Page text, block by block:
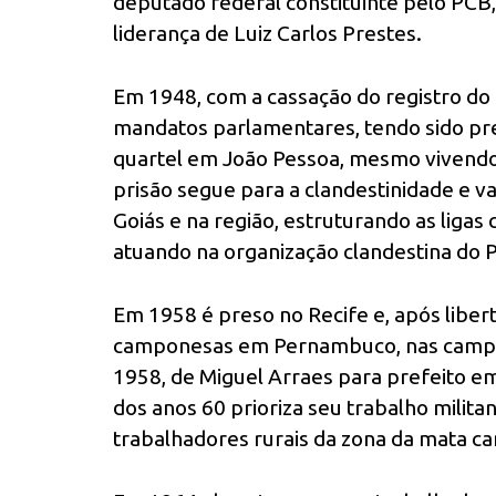
liderança de Luiz Carlos Prestes.
Em 1948, com a cassação do registro
mandatos parlamentares, tendo sido
quartel em João Pessoa, mesmo
prisão segue para a clandestinidade e
Goiás e na região, estruturando as
atuando na organização clandestina do
Em 1958 é preso no Recife e, após
camponesas em Pernambuco, nas
1958, de Miguel Arraes para prefeito
dos anos 60 prioriza seu trabalho
trabalhadores rurais da zona da mata